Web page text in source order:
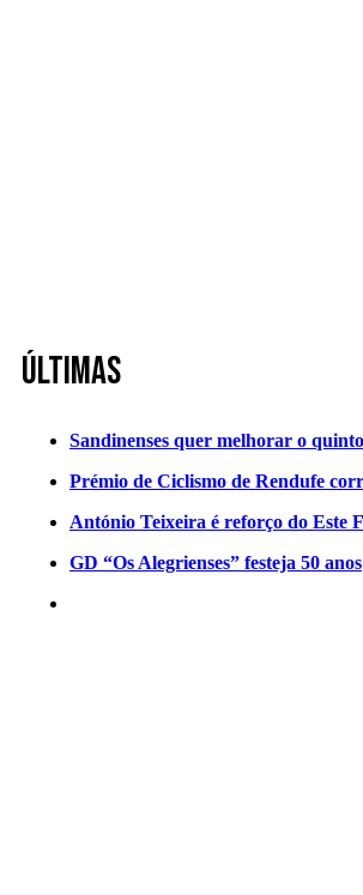
Últimas
Sandinenses quer melhorar o
Prémio de Ciclismo de Rendufe
António Teixeira é reforço do Este
GD “Os Alegrienses” festeja 50 anos